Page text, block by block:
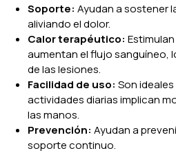
Soporte: Ayudan a sostener
aliviando el dolor.
Calor terapéutico:
aumentan el flujo sanguíneo,
de las lesiones.
Facilidad de uso: Son
actividades diarias implican
las manos.
Prevención: Ayudan a
soporte continuo.